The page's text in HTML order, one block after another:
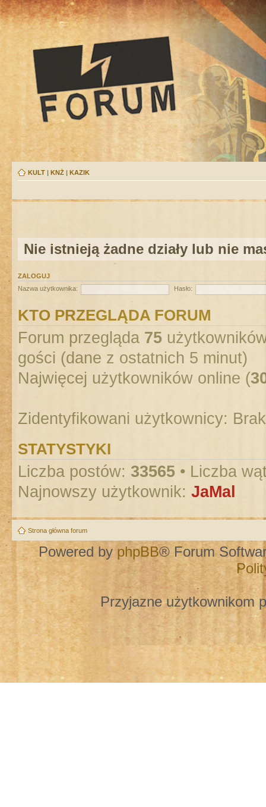
KULT | KNŻ | KAZIK
Nie istnieją żadne działy lub nie
ZALOGUJ
Nazwa użytkownika:
Hasło:
KTO PRZEGLĄDA FORUM
Forum przegląda 75
gości (dane z ostatnich 5 minut)
Najwięcej użytkowników online (
Zidentyfikowani użytkownicy:
STATYSTYKI
Liczba postów: 33565 • Liczba
Najnowszy użytkownik: JaMal
Strona główna forum
Powered by phpBB® Forum
Przyjazne użytkownikom